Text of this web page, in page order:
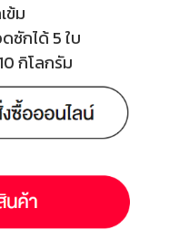
ข้ม
กได้ 5 ใบ
กิโลกรัม